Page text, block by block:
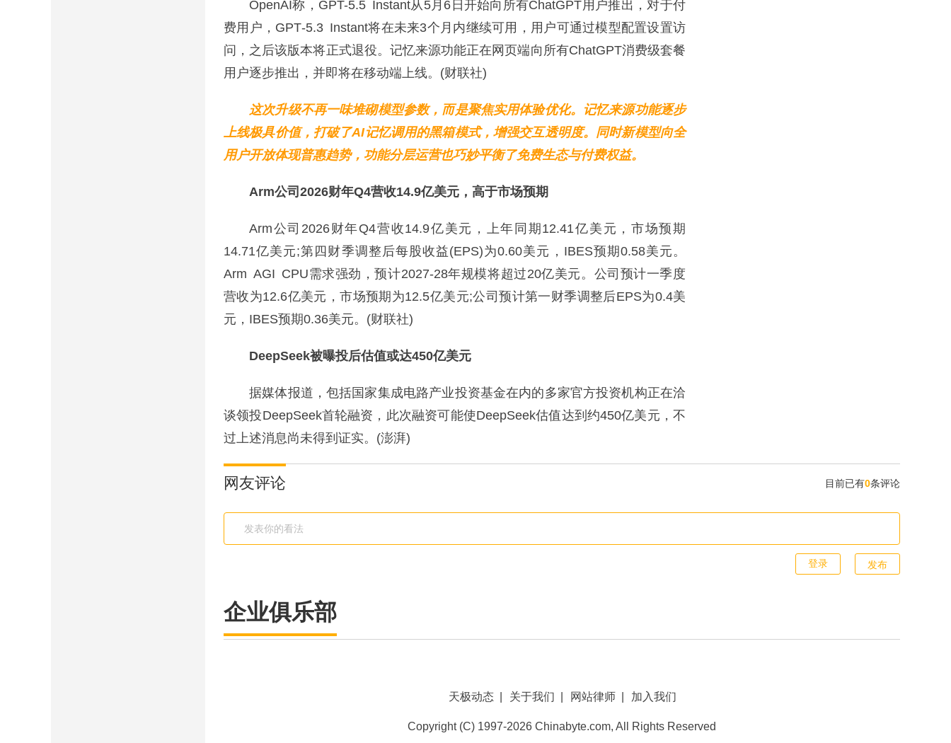
OpenAI称，GPT-5.5 Instant从5月6日开始向所有ChatGPT用户推出，对于付
费用户，GPT‑5.3 Instant将在未来3个月内继续可用，用户可通过模型配置设置访
问，之后该版本将正式退役。记忆来源功能正在网页端向所有ChatGPT消费级套餐
用户逐步推出，并即将在移动端上线。(财联社)
这次升级不再一味堆砌模型参数，而是聚焦实用体验优化。记忆来源功能逐步
上线极具价值，打破了AI记忆调用的黑箱模式，增强交互透明度。同时新模型向全
用户开放体现普惠趋势，功能分层运营也巧妙平衡了免费生态与付费权益。
Arm公司2026财年Q4营收14.9亿美元，高于市场预期
Arm公司2026财年Q4营收14.9亿美元，上年同期12.41亿美元，市场预期
14.71亿美元;第四财季调整后每股收益(EPS)为0.60美元，IBES预期0.58美元。
Arm AGI CPU需求强劲，预计2027-28年规模将超过20亿美元。公司预计一季度
营收为12.6亿美元，市场预期为12.5亿美元;公司预计第一财季调整后EPS为0.4美
元，IBES预期0.36美元。(财联社)
DeepSeek被曝投后估值或达450亿美元
据媒体报道，包括国家集成电路产业投资基金在内的多家官方投资机构正在洽
谈领投DeepSeek首轮融资，此次融资可能使DeepSeek估值达到约450亿美元，不
过上述消息尚未得到证实。(澎湃)
网友评论 目前已有0条评论
发布
企业俱乐部
天极动态 关于我们 网站律师 加入我们
Copyright (C) 1997-2026 Chinabyte.com, All Rights Reserved